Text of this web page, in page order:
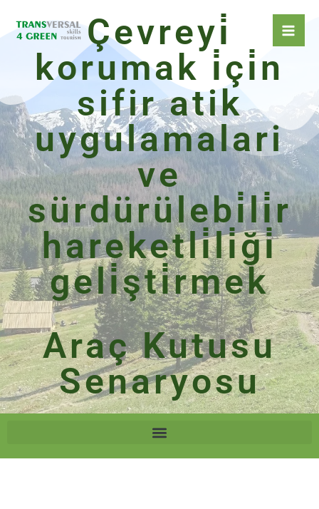
atla
Çevreyi̇
korumak i̇çi̇n
sifir atik
uygulamalari
ve
sürdürülebi̇li̇r
hareketli̇li̇ği̇
geli̇şti̇rmek
Araç Kutusu
Senaryosu